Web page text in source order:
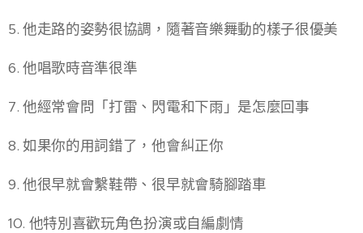
5. 他走路的姿勢很協調，隨著音樂舞動的樣子很優美
6. 他唱歌時音準很準
7. 他經常會問「打雷、閃電和下雨」是怎麼回事
8. 如果你的用詞錯了，他會糾正你
9. 他很早就會繫鞋帶、很早就會騎腳踏車
10. 他特別喜歡玩角色扮演或自編劇情